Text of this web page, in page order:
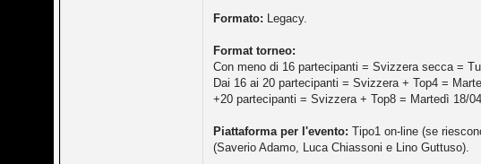
Formato: Legacy.
Format torneo:
Con meno di 16 partecipanti = Svizzera secca =
Dai 16 ai 20 partecipanti = Svizzera + Top4 =
+20 partecipanti = Svizzera + Top8 = Martedì 18/
Piattaforma per l'evento: Tipo1 on-line (se
(Saverio Adamo, Luca Chiassoni e Lino Guttuso).